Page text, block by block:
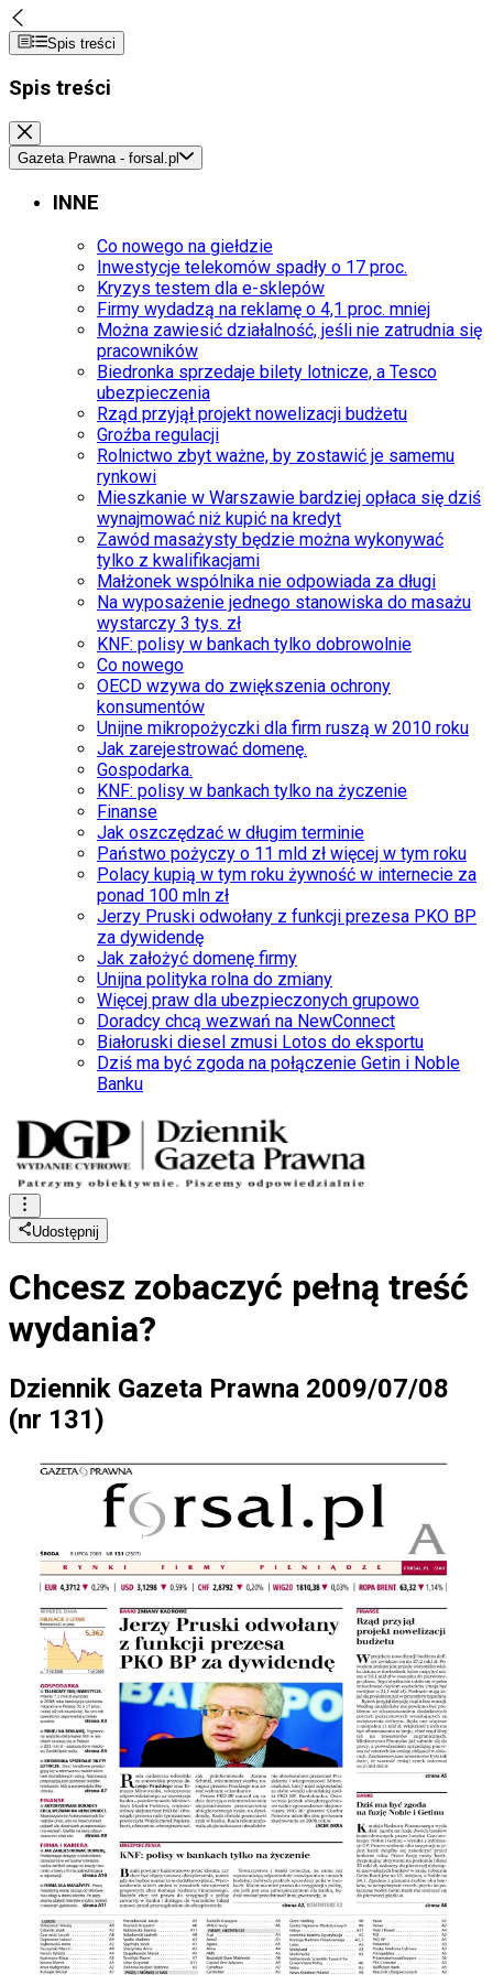
Spis treści
Spis treści
Gazeta Prawna - forsal.pl
INNE
Co nowego na giełdzie
Inwestycje telekomów spadły o 17 proc.
Kryzys testem dla e-sklepów
Firmy wydadzą na reklamę o 4,1 proc. mniej
Można zawiesić działalność, jeśli nie zatrudnia się
pracowników
Biedronka sprzedaje bilety lotnicze, a Tesco
ubezpieczenia
Rząd przyjął projekt nowelizacji budżetu
Groźba regulacji
Rolnictwo zbyt ważne, by zostawić je samemu
rynkowi
Mieszkanie w Warszawie bardziej opłaca się dziś
wynajmować niż kupić na kredyt
Zawód masażysty będzie można wykonywać
tylko z kwalifikacjami
Małżonek wspólnika nie odpowiada za długi
Na wyposażenie jednego stanowiska do masażu
wystarczy 3 tys. zł
KNF: polisy w bankach tylko dobrowolnie
Co nowego
OECD wzywa do zwiększenia ochrony
konsumentów
Unijne mikropożyczki dla firm ruszą w 2010 roku
Jak zarejestrować domenę.
Gospodarka.
KNF: polisy w bankach tylko na życzenie
Finanse
Jak oszczędzać w długim terminie
Państwo pożyczy o 11 mld zł więcej w tym roku
Polacy kupią w tym roku żywność w internecie za
ponad 100 mln zł
Jerzy Pruski odwołany z funkcji prezesa PKO BP
za dywidendę
Jak założyć domenę firmy
Unijna polityka rolna do zmiany
Więcej praw dla ubezpieczonych grupowo
Doradcy chcą wezwań na NewConnect
Białoruski diesel zmusi Lotos do eksportu
Dziś ma być zgoda na połączenie Getin i Noble
Banku
Udostępnij
Chcesz zobaczyć pełną treść
wydania?
Dziennik Gazeta Prawna 2009/07/08
(nr 131)